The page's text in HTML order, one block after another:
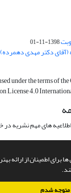
برای اطمینان از ارائه
متوجه شدم
1398-11-01
(آقای دکتر مهدی دهمرده)
under the terms of
License 4.0
اطلاعیه های مهم نشریه